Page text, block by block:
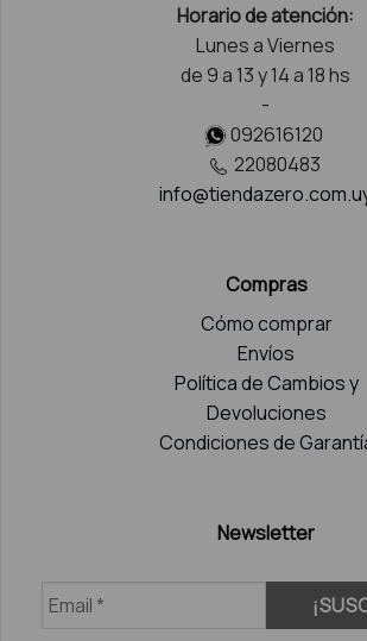
Horario de atención:
Lunes a Viernes
de 9 a 13 y 14 a 18 hs
-
092616120
22080483
Compras
Cómo comprar
Envíos
Política de Cambios y
Devoluciones
Condiciones de
Newsletter